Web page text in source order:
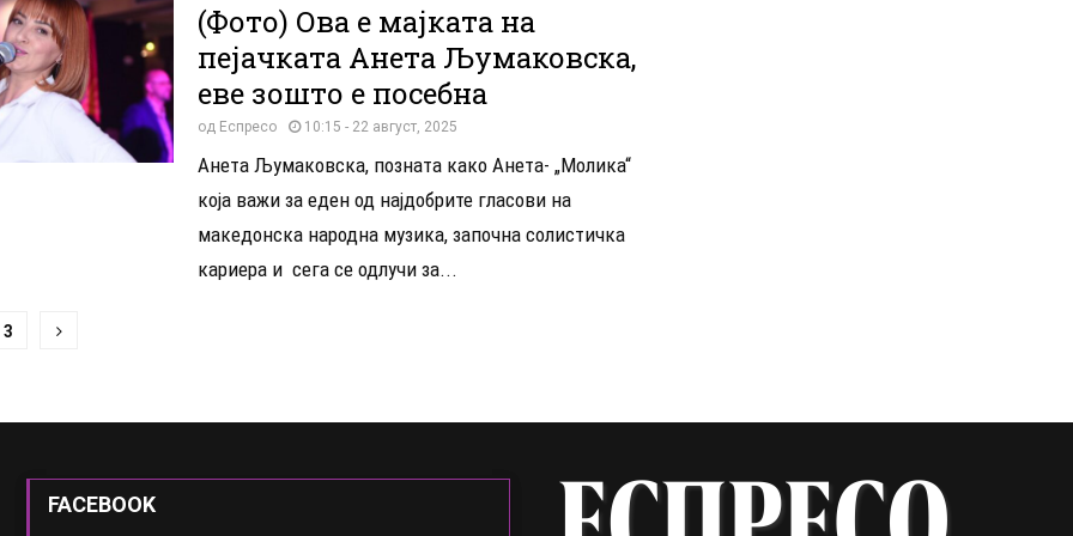
(Фото) Ова е мајката на
пејачката Анета Љумаковска,
еве зошто е посебна
од Еспресо 10:15 - 22 август, 2025
Анета Љумаковска, позната како Анета- „Молика“
која важи за еден од најдобрите гласови на
македонска народна музика, започна солистичка
кариера и сега се одлучи за...
3
FACEBOOK